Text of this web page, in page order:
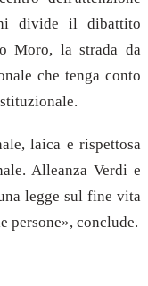
divide il dibattito
Moro, la strada da
che tenga conto
laica e rispettosa
Alleanza Verdi e
legge sul fine vita
persone», conclude.